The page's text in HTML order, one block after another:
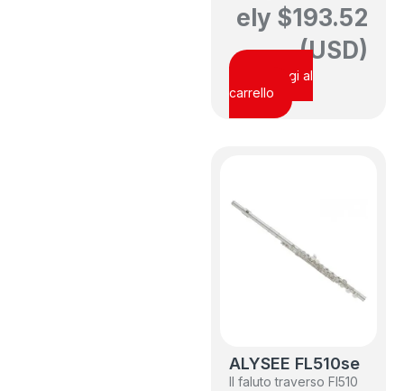
ely $193.52
(USD)
Aggiungi al
carrello
ALYSEE FL510se
Il faluto traverso Fl510